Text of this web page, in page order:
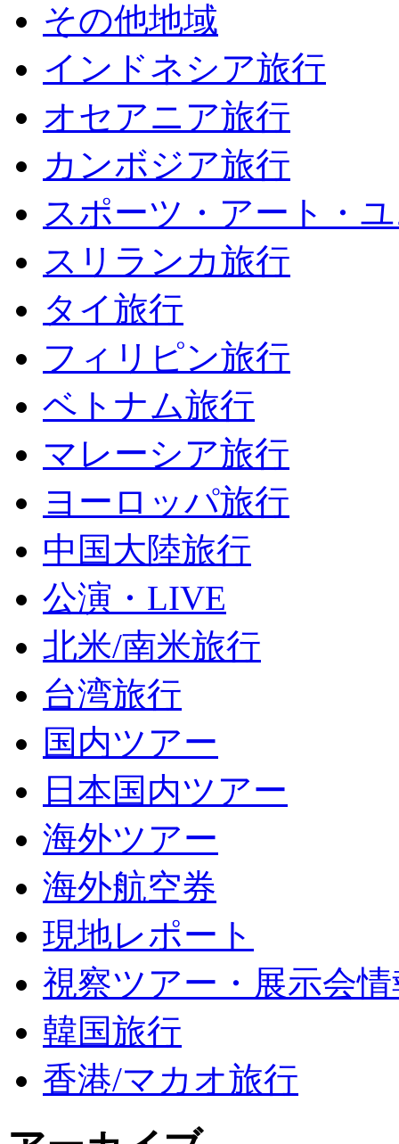
その他地域
インドネシア旅行
オセアニア旅行
カンボジア旅行
スポーツ・アート・
スリランカ旅行
タイ旅行
フィリピン旅行
ベトナム旅行
マレーシア旅行
ヨーロッパ旅行
中国大陸旅行
公演・LIVE
北米/南米旅行
台湾旅行
国内ツアー
日本国内ツアー
海外ツアー
海外航空券
現地レポート
視察ツアー・展示会
韓国旅行
香港/マカオ旅行